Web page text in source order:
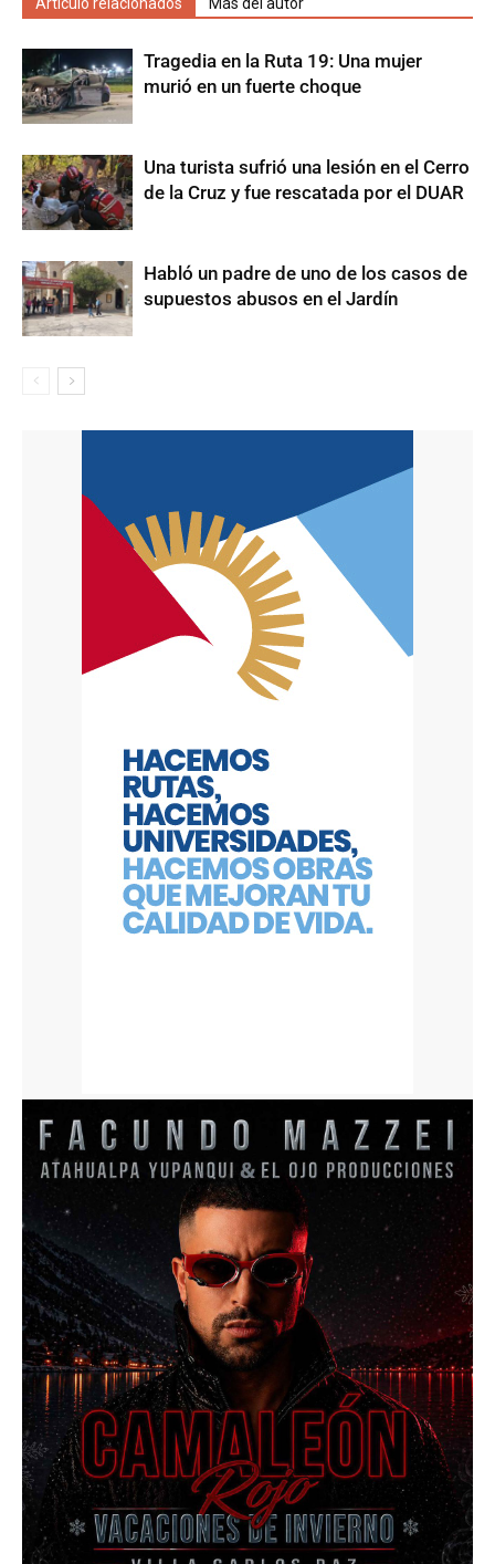
Tragedia en la Ruta 19: Una mujer
murió en un fuerte choque
Una turista sufrió una lesión en el Cerro
de la Cruz y fue rescatada por el DUAR
Habló un padre de uno de los casos de
supuestos abusos en el Jardín